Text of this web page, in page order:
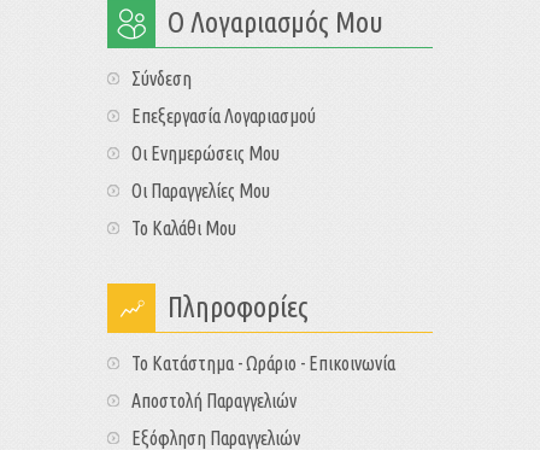
Ο Λογαριασμός Μου
Σύνδεση
Επεξεργασία Λογαριασμού
Οι Ενημερώσεις Μου
Οι Παραγγελίες Μου
Το Καλάθι Μου
Πληροφορίες
Το Κατάστημα - Ωράριο - Επικοινωνία
Αποστολή Παραγγελιών
Εξόφληση Παραγγελιών